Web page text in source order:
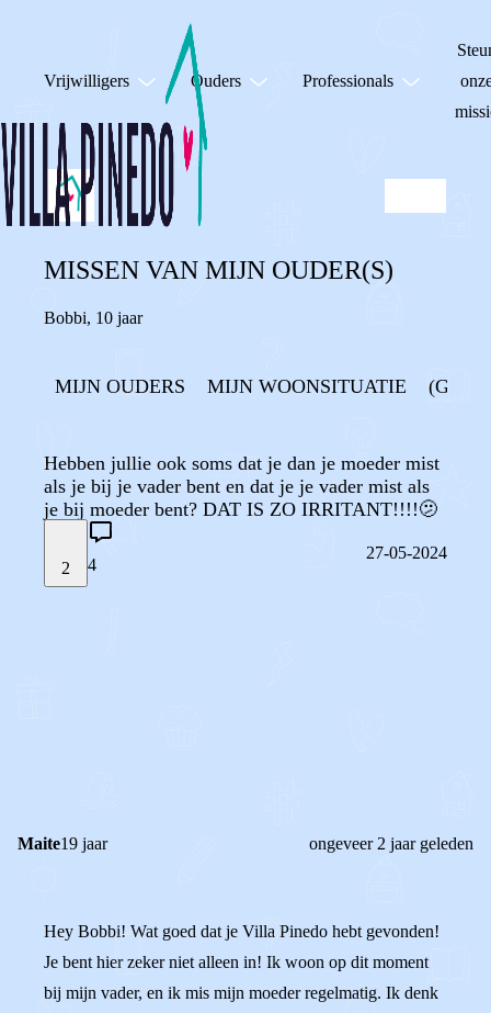
Vrijwilligers Ouders Professionals
MISSEN VAN MIJN OUDER(S)
Bobbi, 10 jaar
MIJN OUDERS MIJN WOONSITUATIE
Hebben jullie ook soms dat je dan je moeder mist
als je bij je vader bent en dat je je vader mist als
je bij moeder bent? DAT IS ZO IRRITANT!!!!🫤
2 4
27-05-2024
Maite19 jaar ongeveer 2 jaar geleden
Hey Bobbi! Wat goed dat je Villa Pinedo hebt gevonden!
Je bent hier zeker niet alleen in! Ik woon op dit moment
bij mijn vader, en ik mis mijn moeder regelmatig. Ik denk